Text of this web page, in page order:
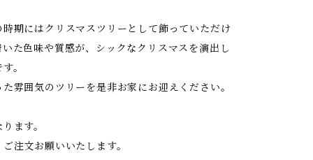
期にはクリスマスツリーとして飾っていただけ
た色味や質感が、シックなクリスマスを演出し
。
雰囲気のツリーを是非お家にお迎えください。
ます。
注文お願いいたします。